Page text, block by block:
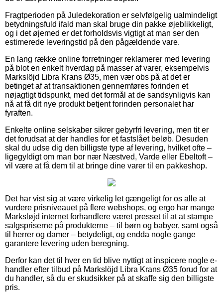
Fragtperioden på Juledekoration er selvfølgelig ualmindeligt
betydningsfuld ifald man skal bruge din pakke øjeblikkeligt,
og i det øjemed er det forholdsvis vigtigt at man ser den
estimerede leveringstid på den pågældende vare.
En lang række online forretninger reklamerer med levering
på blot en enkelt hverdag på masser af varer, eksempelvis
Markslöjd Libra Krans Ø35, men vær obs på at det er
betinget af at transaktionen gennemføres forinden et
nøjagtigt tidspunkt, med det formål at de sandsynligvis kan
nå at få dit nye produkt betjent forinden personalet har
fyraften.
Enkelte online selskaber sikrer gebyrfri levering, men tit er
det forudsat at der handles for et fastslået beløb. Desuden
skal du udse dig den billigste type af levering, hvilket ofte –
ligegyldigt om man bor nær Næstved, Varde eller Ebeltoft –
vil være at få dem til at bringe dine varer til en pakkeshop.
Det har vist sig at være virkelig let gængeligt for os alle at
vurdere prisniveauet på flere webshops, og ergo har mange
Marksløjd internet forhandlere været presset til at at stampe
salgspriserne på produkterne – til børn og babyer, samt også
til herrer og damer – betydeligt, og endda nogle gange
garantere levering uden beregning.
Derfor kan det til hver en tid blive nyttigt at inspicere nogle e-
handler efter tilbud på Markslöjd Libra Krans Ø35 forud for at
du handler, så du er skudsikker på at skaffe sig den billigste
pris.